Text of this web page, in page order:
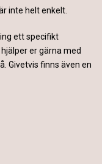
inte helt enkelt.
ett specifikt
er gärna med
Givetvis finns även en